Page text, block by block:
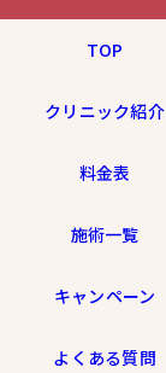
TOP
クリニック紹介
料金表
施術一覧
キャンペーン
よくある質問